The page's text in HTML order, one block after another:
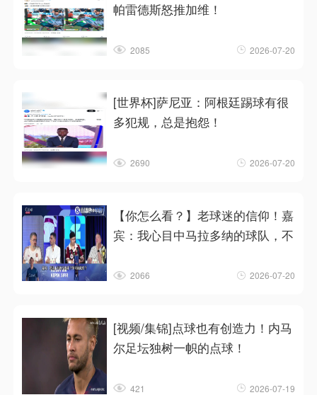
帕雷德斯怒推加维！
2085 2026-07-20
[世界杯]萨尼亚：阿根廷踢球有很
多犯规，总是抱怨！
2690 2026-07-20
【你怎么看？】老球迷的信仰！嘉
宾：我心目中马拉多纳的球队，不
2066 2026-07-20
[视频/集锦]点球也有创造力！内马
尔足坛独树一帜的点球！
421 2026-07-19